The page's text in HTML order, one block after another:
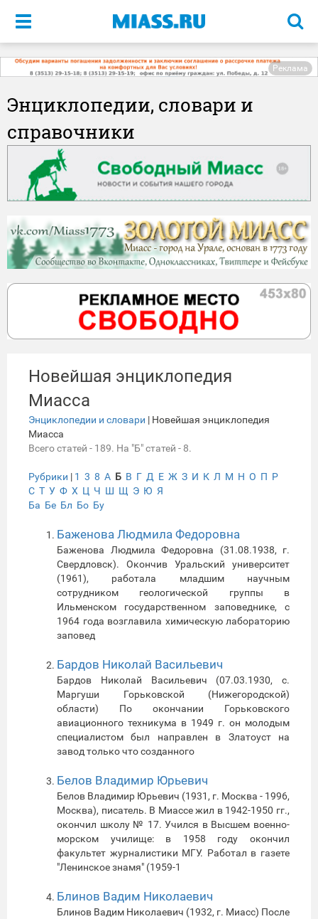
Меню
Реклама
Энциклопедии, словари и
справочники
Новейшая энциклопедия
Миасса
Энциклопедии и словари | Новейшая энциклопедия
Миасса
Всего статей - 189. На "Б" статей - 8.
Рубрики | 1 3 8 А Б В Г Д Е Ж З И К Л М Н О П Р
С Т У Ф Х Ц Ч Ш Щ Э Ю Я
Ба Бе Бл Бо Бу
Баженова Людмила Федоровна
Баженова Людмила Федоровна (31.08.1938, г.
Свердловск). Окончив Уральский университет
(1961), работала младшим научным
сотрудником геологической группы в
Ильменском государственном заповеднике, с
1964 года возглавила химическую лабораторию
заповед
Бардов Николай Васильевич
Бардов Николай Васильевич (07.03.1930, с.
Маргуши Горьковской (Нижегородской)
области) По окончании Горьковского
авиационного техникума в 1949 г. он молодым
специалистом был направлен в Златоуст на
завод только что созданного
Белов Владимир Юрьевич
Белов Владимир Юрьевич (1931, г. Москва - 1996,
Москва), писатель. В Миассе жил в 1942-1950 гг.,
окончил школу № 17. Учился в Высшем военно-
морском училище: в 1958 году окончил
факультет журналистики МГУ. Работал в газете
"Ленинское знамя" (1959-1
Блинов Вадим Николаевич
Блинов Вадим Николаевич (1932, г. Миасс) После